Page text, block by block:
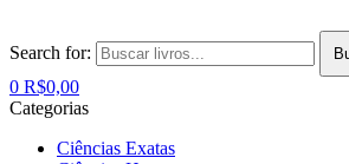
Search for:
0 R$0,00
Categorias
Ciências Exatas